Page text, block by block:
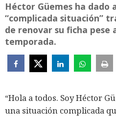
Héctor Güemes ha dado
“complicada situación”
de renovar su ficha pese
temporada.
“Hola a todos. Soy Héctor
una situación complicada